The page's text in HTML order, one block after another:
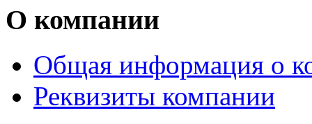
О компании
Общая информация о
Реквизиты компании